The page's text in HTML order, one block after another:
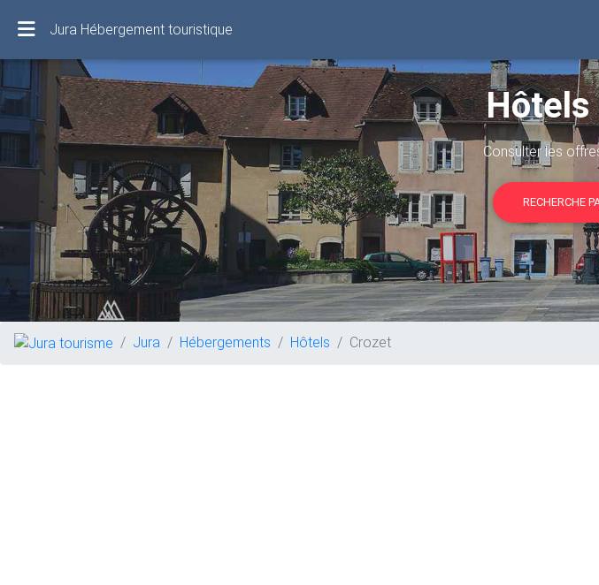
Jura Hébergement touristique
Hôtels
Consulter les
RECHERCHE
Jura Hébergements Hôtels Crozet